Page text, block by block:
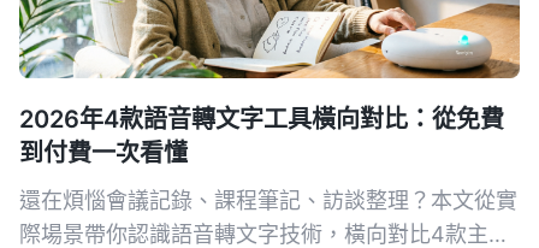
2026年4款語音轉文字工具橫向對比：從免費
到付費一次看懂
還在煩惱會議記錄、課程筆記、訪談整理？本文從實
際場景帶你認識語音轉文字技術，橫向對比4款主流